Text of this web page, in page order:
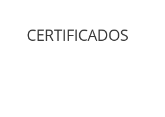
CERTIFICADOS